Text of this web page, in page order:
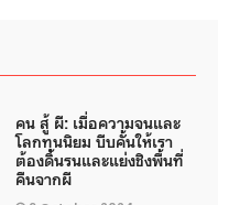
คน สู้ ผี: เมื่อความจนและ
โลกทุนนิยม บีบคั้นให้เรา
ต้องดิ้นรนและแย่งชิงพื้นที่
คืนจากผี